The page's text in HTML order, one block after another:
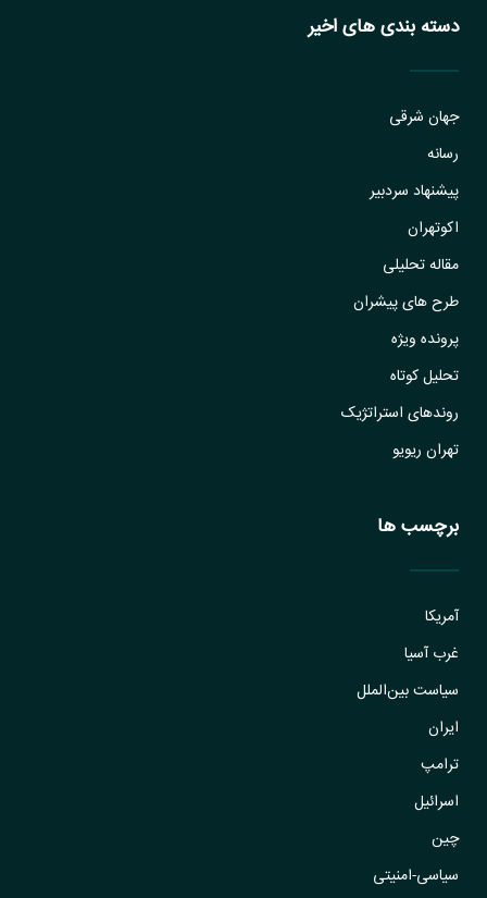
دسته بندی های اخیر
جهان شرقی
رسانه
پیشنهاد سردبیر
اکوتهران
مقاله تحلیلی
طرح های پیشران
پرونده ویژه
تحلیل کوتاه
روندهای استراتژیک
تهران ریویو
برچسب ها
آمریکا
غرب آسیا
سیاست بین‌الملل
ایران
ترامپ
اسرائیل
چین
سیاسی-امنیتی